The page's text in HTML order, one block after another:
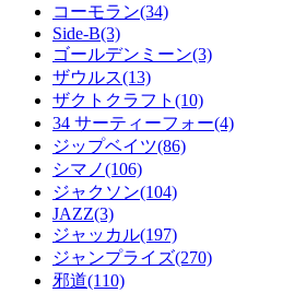
コーモラン(34)
Side-B(3)
ゴールデンミーン(3)
ザウルス(13)
ザクトクラフト(10)
34 サーティーフォー(4)
ジップベイツ(86)
シマノ(106)
ジャクソン(104)
JAZZ(3)
ジャッカル(197)
ジャンプライズ(270)
邪道(110)